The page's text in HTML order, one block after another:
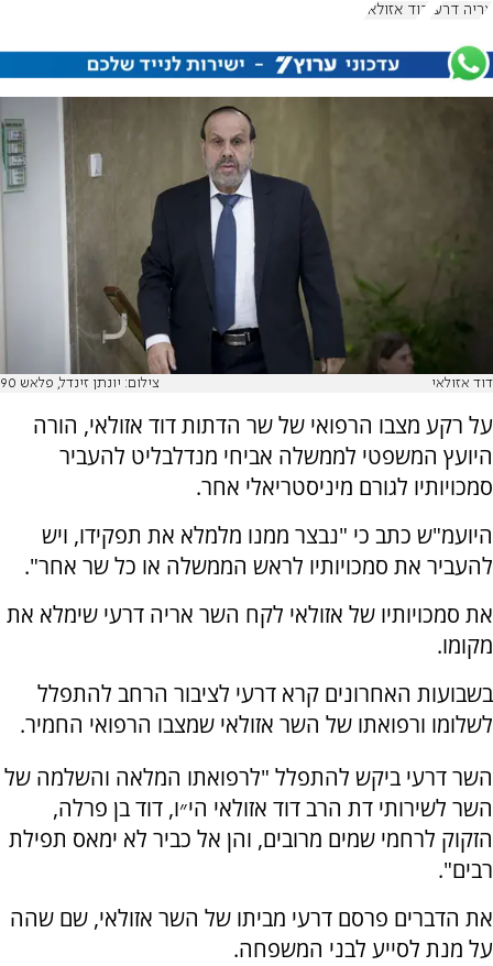
אריה דרעי דוד אזולאי
דוד אזולאי צילום: יונתן זינדל, פלאש 90
על רקע מצבו הרפואי של שר הדתות דוד אזולאי, הורה
היועץ המשפטי לממשלה אביחי מנדלבליט להעביר
סמכויותיו לגורם מיניסטריאלי אחר.
היועמ"ש כתב כי "נבצר ממנו מלמלא את תפקידו, ויש
להעביר את סמכויותיו לראש הממשלה או כל שר אחר".
את סמכויותיו של אזולאי לקח השר אריה דרעי שימלא את
מקומו.
בשבועות האחרונים קרא דרעי לציבור הרחב להתפלל
לשלומו ורפואתו של השר אזולאי שמצבו הרפואי החמיר.
השר דרעי ביקש להתפלל "לרפואתו המלאה והשלמה של
השר לשירותי דת הרב דוד אזולאי הי״ו, דוד בן פרלה,
הזקוק לרחמי שמים מרובים, והן אל כביר לא ימאס תפילת
רבים".
את הדברים פרסם דרעי מביתו של השר אזולאי, שם שהה
על מנת לסייע לבני המשפחה.